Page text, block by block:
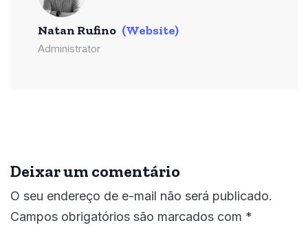
Natan Rufino (Website)
Administrator
Deixar um comentário
O seu endereço de e-mail não será publicado.
Campos obrigatórios são marcados com *